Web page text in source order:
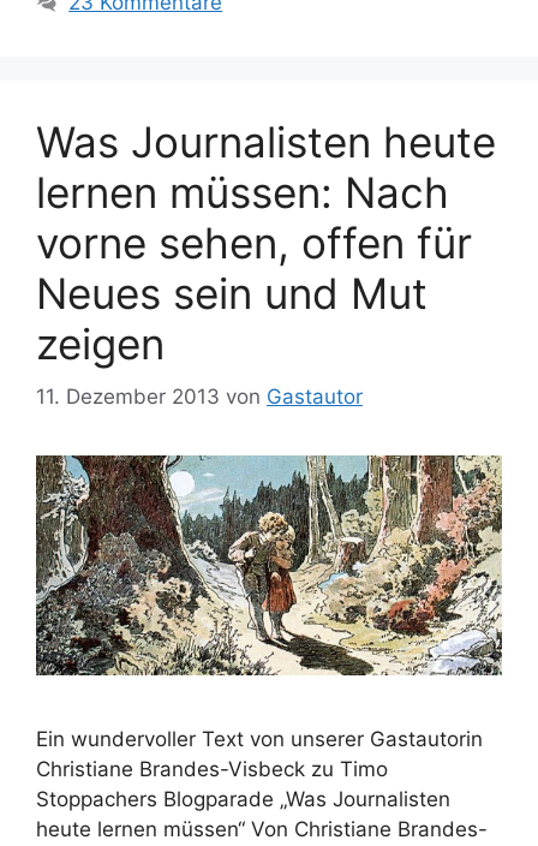
Was Journalisten heute
lernen müssen: Nach
vorne sehen, offen für
Neues sein und Mut
zeigen
11. Dezember 2013 von Gastautor
Ein wundervoller Text von unserer Gastautorin
Christiane Brandes-Visbeck zu Timo
Stoppachers Blogparade „Was Journalisten
heute lernen müssen“ Von Christiane Brandes-